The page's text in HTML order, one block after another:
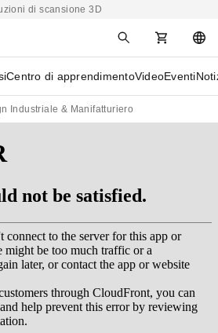
di scansione 3D
Centro di apprendimentoVideoEventi
Industriale & Manifatturiero